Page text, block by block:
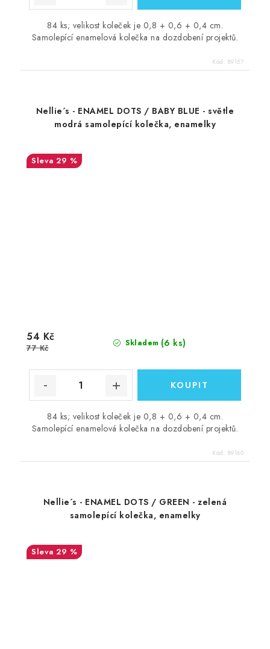
84 ks; velikost koleček je 0,8 + 0,6 + 0,4 cm.
Samolepící enamelová kolečka na dozdobení projektů.
Kód: 89157
Nellie´s - ENAMEL DOTS / BABY BLUE - světle
modrá samolepící kolečka, enamelky
29 %
Skladem (6 ks)
54 Kč
77 Kč
84 ks; velikost koleček je 0,8 + 0,6 + 0,4 cm.
Samolepící enamelová kolečka na dozdobení projektů.
Kód: 89160
Nellie´s - ENAMEL DOTS / GREEN - zelená
samolepící kolečka, enamelky
29 %